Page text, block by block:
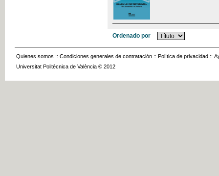
Ordenado por
Quienes somos :: Condiciones generales de contratación :: Política de privacidad ::
Universitat Politècnica de València © 2012